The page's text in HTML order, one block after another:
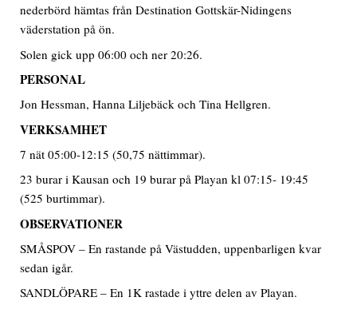
nederbörd hämtas från Destination Gottskär-Nidingens
väderstation på ön.
Solen gick upp 06:00 och ner 20:26.
PERSONAL
Jon Hessman, Hanna Liljebäck och Tina Hellgren.
VERKSAMHET
7 nät 05:00-12:15 (50,75 nättimmar).
23 burar i Kausan och 19 burar på Playan kl 07:15- 19:45
(525 burtimmar).
OBSERVATIONER
SMÅSPOV – En rastande på Västudden, uppenbarligen kvar
sedan igår.
SANDLÖPARE – En 1K rastade i yttre delen av Playan.